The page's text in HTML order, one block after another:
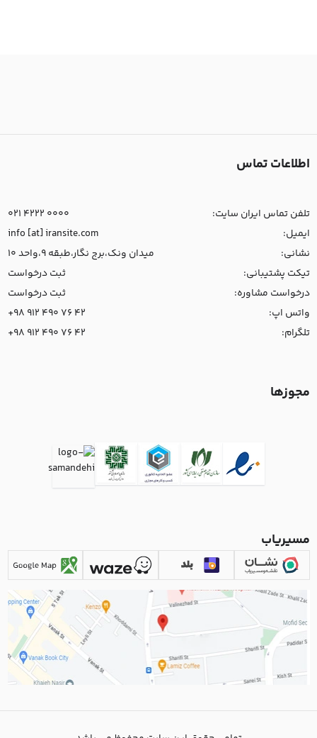
اطلاعات تماس
تلفن تماس ایران سایت:
021 4222 0000
ایمیل:
info [at] iransite.com
نشانی:
میدان ونک،برج نگار،طبقه 9،واحد 10
تیکت پشتیبانی:
ثبت درخواست
درخواست مشاوره:
ثبت درخواست
واتس اپ:
+98 912 490 76 42
تلگرام:
+98 912 490 76 42
مجوزها
مسیریاب